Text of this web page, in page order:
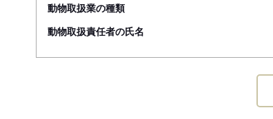
動物取扱業の種類
動物取扱責任者の氏名